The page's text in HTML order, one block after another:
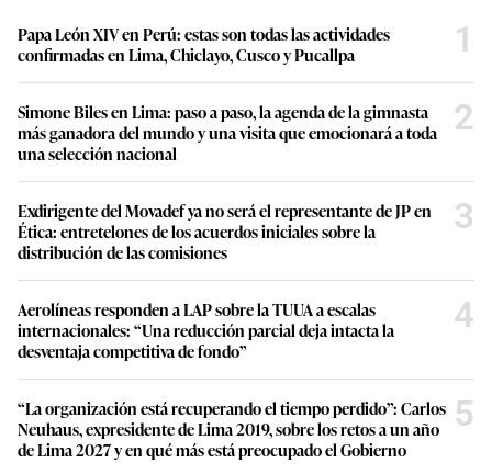
Papa León XIV en Perú: estas son todas las actividades
confirmadas en Lima, Chiclayo, Cusco y Pucallpa
1
Simone Biles en Lima: paso a paso, la agenda de la gimnasta
más ganadora del mundo y una visita que emocionará a toda
una selección nacional
2
Exdirigente del Movadef ya no será el representante de JP en
Ética: entretelones de los acuerdos iniciales sobre la
distribución de las comisiones
3
Aerolíneas responden a LAP sobre la TUUA a escalas
internacionales: “Una reducción parcial deja intacta la
desventaja competitiva de fondo”
4
“La organización está recuperando el tiempo perdido”: Carlos
Neuhaus, expresidente de Lima 2019, sobre los retos a un año
de Lima 2027 y en qué más está preocupado el Gobierno
5